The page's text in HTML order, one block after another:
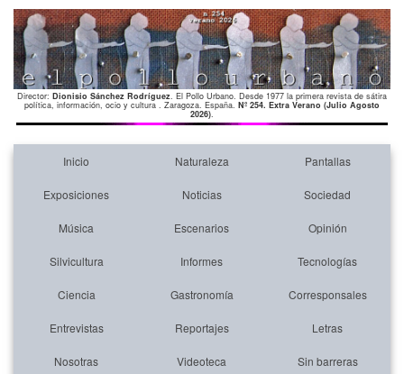
Director: Dionisio Sánchez Rodríguez. El Pollo Urbano. Desde 1977 la primera revista de sátira
política, información, ocio y cultura . Zaragoza. España. Nº 254. Extra Verano (Julio Agosto
2026).
Inicio Naturaleza Pantallas
Exposiciones Noticias Sociedad
Música Escenarios Opinión
Silvicultura Informes Tecnologías
Ciencia Gastronomía Corresponsales
Entrevistas Reportajes Letras
Nosotras Videoteca Sin barreras